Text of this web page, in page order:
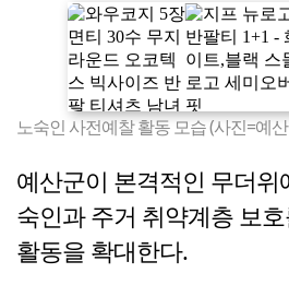
노숙인 사전예찰 활동 모습 (사진=예
예산군이 본격적인 무더위
숙인과 주거 취약계층 보
활동을 확대한다.